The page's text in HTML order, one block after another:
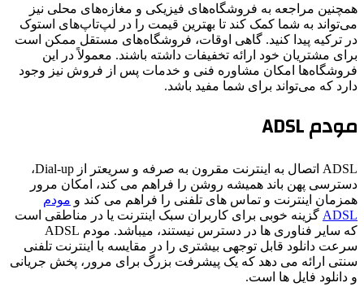
همچنین مراجعه به فروشگاه‌های فیزیکی و مغازه‌های محلی نیز
می‌تواند به شما کمک کند تا بهترین قیمت را در لپ‌تاپ‌های استوک
در ترکیه پیدا کنید. گاهی اوقات، فروشگاه‌های مستقل ممکن است
برای مشتریان خود ارائه تخفیفات داشته باشند. معمولاً در این
فروشگاه‌ها امکان مشاوره فنی و خدمات پس از فروش نیز وجود
دارد که می‌تواند برای شما مفید باشد.
مودم ADSL
ADSL اتصال به اینترنت مقرون به صرفه و سریعتر از Dial-up،
دسترسی پهن باند همیشه روشن را فراهم می کند، امکان مرور
همزمان اینترنت و تماس های تلفنی را فراهم می کند و مودم
ADSL گزینه خوبی برای کاربران سبک اینترنت یا در مناطقی است
که سایر فناوری ها در دسترس نیستند، میباشد. مودم ADSL
سرعت دانلود قابل توجهی بیشتری را در مقایسه با اینترنت تلفنی
سنتی ارائه می دهد که یک پیشرفت بزرگ برای مرور، پخش جریانی
و دانلود فایل ها است.